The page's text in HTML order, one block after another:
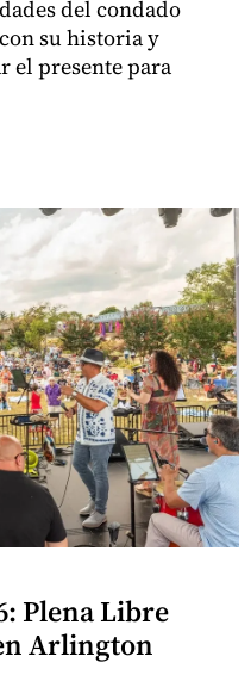
del condado
su historia y
el presente para
Plena Libre
Arlington